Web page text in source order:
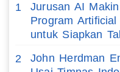
1
Jurusan AI
Program
untuk Siapkan
2
John Herdman